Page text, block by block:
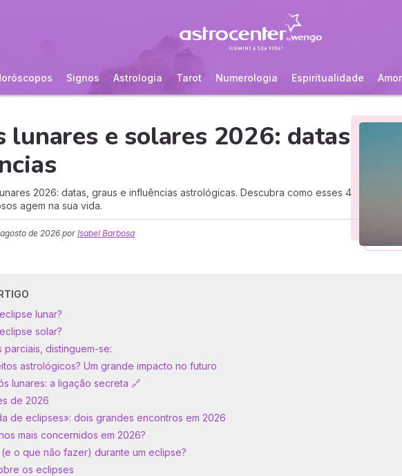
Signos Astrologia Tarot Numerologia Espiritualidade Amor
lunares e solares 2026: datas
2026: datas, graus e influências astrológicas. Descubra como esses 4
agem na sua vida.
de 2026por Isabel Barbosa
lunar?
solar?
parciais, distinguem-se:
astrológicos? Um grande impacto no futuro
lunares: a ligação secreta 🔗
de 2026
de eclipses»: dois grandes encontros em 2026
mais concernidos em 2026?
o que não fazer) durante um eclipse?
os eclipses